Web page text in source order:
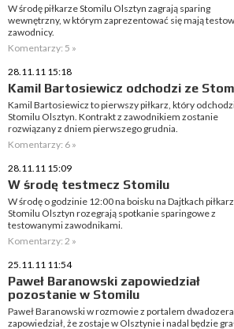
W środę piłkarze Stomilu Olsztyn zagrają sparing
wewnętrzny, w którym zaprezentować się mają
zawodnicy.
Komentarzy: 5 »
28.11.11 15:18
Kamil Bartosiewicz odchodzi ze
Kamil Bartosiewicz to pierwszy piłkarz, który
Stomilu Olsztyn. Kontrakt z zawodnikiem zostanie
rozwiązany z dniem pierwszego grudnia.
Komentarzy: 6 »
28.11.11 15:09
W środę testmecz Stomilu
W środę o godzinie 12:00 na boisku na Dajtkach
Stomilu Olsztyn rozegrają spotkanie sparingowe z
testowanymi zawodnikami.
Komentarzy: 2 »
25.11.11 11:54
Paweł Baranowski zapowiedział
pozostanie w Stomilu
Paweł Baranowski w rozmowie z portalem
zapowiedział, że zostaje w Olsztynie i nadal będzie